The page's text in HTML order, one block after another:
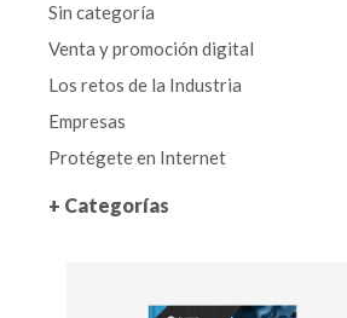
Sin categoría
Venta y promoción digital
Los retos de la Industria
Empresas
Protégete en Internet
+ Categorías